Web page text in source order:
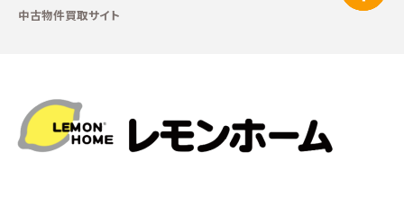
中古物件買取サイト